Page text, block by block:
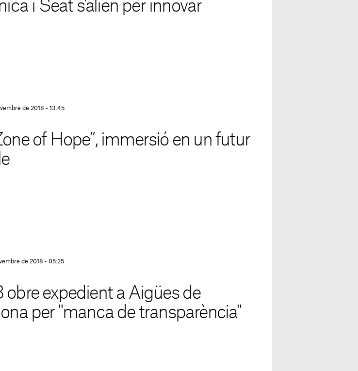
i Seat s'alien per innovar
de 2018 - 13:45
of Hope”, immersió en un futur
de 2018 - 05:25
obre expedient a Aigües de
per "manca de transparència"